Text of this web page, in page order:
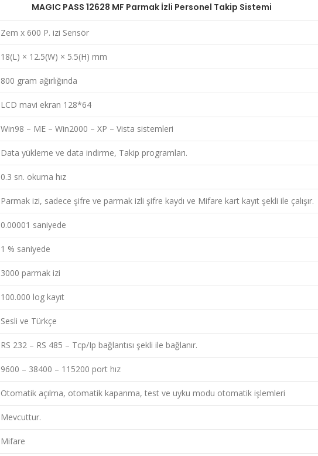
MAGIC PASS 12628 MF Parmak İzli Personel Takip Sistemi
Zem x 600 P. izi Sensör
18(L) × 12.5(W) × 5.5(H) mm
800 gram ağırlığında
LCD mavi ekran 128*64
Win98 – ME – Win2000 – XP – Vista sistemleri
Data yükleme ve data indirme, Takip programları.
0.3 sn. okuma hız
Parmak izi, sadece şifre ve parmak izli şifre kaydı ve Mifare kart kayıt şekli ile çalışır.
0.00001 saniyede
1 % saniyede
3000 parmak izi
100.000 log kayıt
Sesli ve Türkçe
RS 232 – RS 485 – Tcp/Ip bağlantısı şekli ile bağlanır.
9600 – 38400 – 115200 port hız
Otomatik açılma, otomatik kapanma, test ve uyku modu otomatik işlemleri
Mevcuttur.
Mifare